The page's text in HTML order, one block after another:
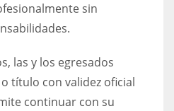
sin
las y los egresados
título con validez oficial
continuar con su